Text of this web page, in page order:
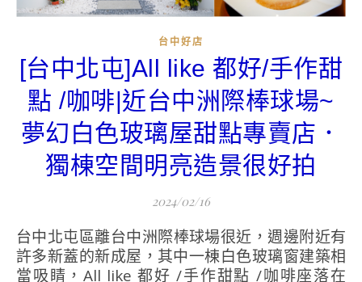
台中好店
[台中北屯]All like 都好/手作甜
點 /咖啡|近台中洲際棒球場~
夢幻白色玻璃屋甜點專賣店．
獨棟空間明亮造景很好拍
2024/02/16
台中北屯區離台中洲際棒球場很近，週邊附近有
許多新蓋的新成屋，其中一棟白色玻璃窗建築相
當吸睛，All like 都好 /手作甜點 /咖啡座落在